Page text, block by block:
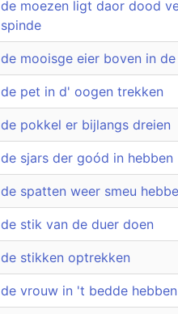
de moezen ligt daor dood
spinde
de mooisge eier boven in
de pet in d' oogen trekken
de pokkel er bijlangs dreien
de sjars der goód in hebben
de spatten weer smeu
de stik van de duer doen
de stikken optrekken
de vrouw in 't bedde hebben